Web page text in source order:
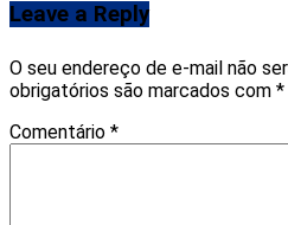
Leave a Reply
O seu endereço de e-mail não
obrigatórios são marcados com *
Comentário *